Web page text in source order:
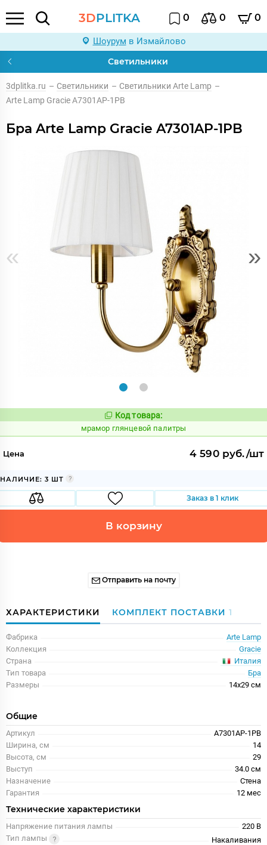
3DPLITKA 0 0 0
Шоурум в Измайлово
Светильники
3dplitka.ru – Светильники – Светильники Arte Lamp –
Arte Lamp Gracie A7301AP-1PB
Бра Arte Lamp Gracie A7301AP-1PB
« »
Код:
1064816
Код товара:
мрамор глянцевой палитры
Цена 4 590 руб./шт
НАЛИЧИЕ: 3 ШТ
Заказ в 1 клик
В корзину
Отправить на почту
ХАРАКТЕРИСТИКИ КОМПЛЕКТ ПОСТАВКИ 1
Фабрика
Arte Lamp
Коллекция
Gracie
Страна
Италия
Тип товара
Бра
Размеры
14x29 см
Общие
Артикул
A7301AP-1PB
Ширина, см
14
Высота, см
29
Выступ
34.0 см
Назначение
Стена
Гарантия
12 меc
Технические характеристики
Напряжение питания лампы
220 В
Тип лампы
Накаливания